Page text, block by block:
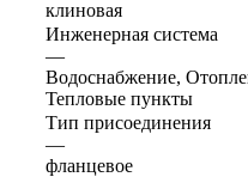
клиновая
Инженерная система
—
Водоснабжение,
Тепловые пункты
Тип присоединения
—
фланцевое